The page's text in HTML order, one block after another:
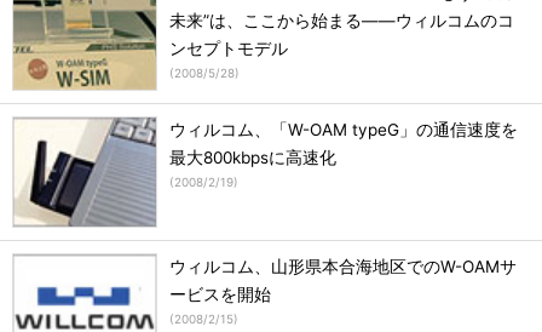
未来”は、ここから始まる――ウィルコムのコ
ンセプトモデル
(2008/5/28)
ウィルコム、「W-OAM typeG」の通信速度を
最大800kbpsに高速化
(2008/2/19)
ウィルコム、山形県本合海地区でのW-OAMサ
ービスを開始
(2008/2/15)